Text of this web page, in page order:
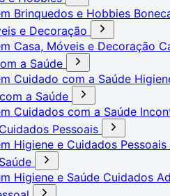
Brinquedos e Hobbies
e Decoração
Casa, Móveis e Decoração
a Saúde
Cuidado com a Saúde
a Saúde
Cuidados com a Saúde
Pessoais
Higiene e Cuidados Pessoais
Higiene e Saúde Cuidados